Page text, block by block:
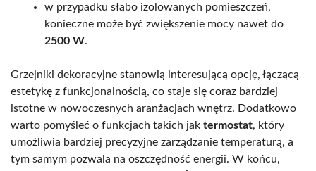
w przypadku słabo izolowanych pomieszczeń,
konieczne może być zwiększenie mocy nawet do
2500 W.
Grzejniki dekoracyjne stanowią interesującą opcję, łączącą
estetykę z funkcjonalnością, co staje się coraz bardziej
istotne w nowoczesnych aranżacjach wnętrz. Dodatkowo
warto pomyśleć o funkcjach takich jak termostat, który
umożliwia bardziej precyzyjne zarządzanie temperaturą, a
tym samym pozwala na oszczędność energii. W końcu,